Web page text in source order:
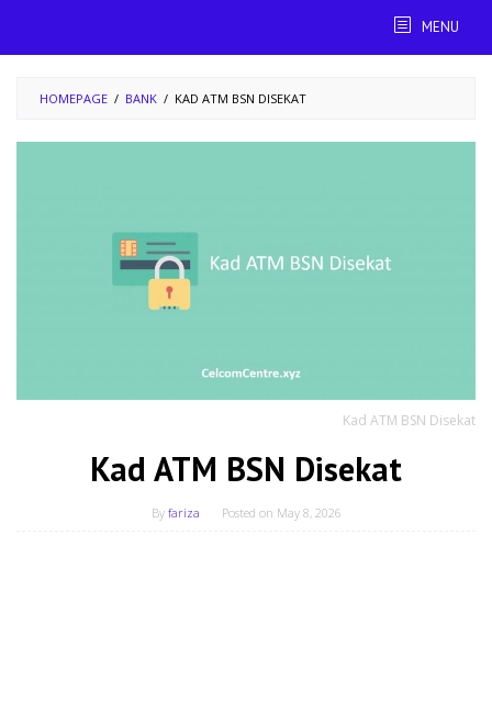
MENU
HOMEPAGE / BANK / KAD ATM BSN DISEKAT
Kad ATM BSN Disekat
Kad ATM BSN Disekat
By fariza Posted on May 8, 2026